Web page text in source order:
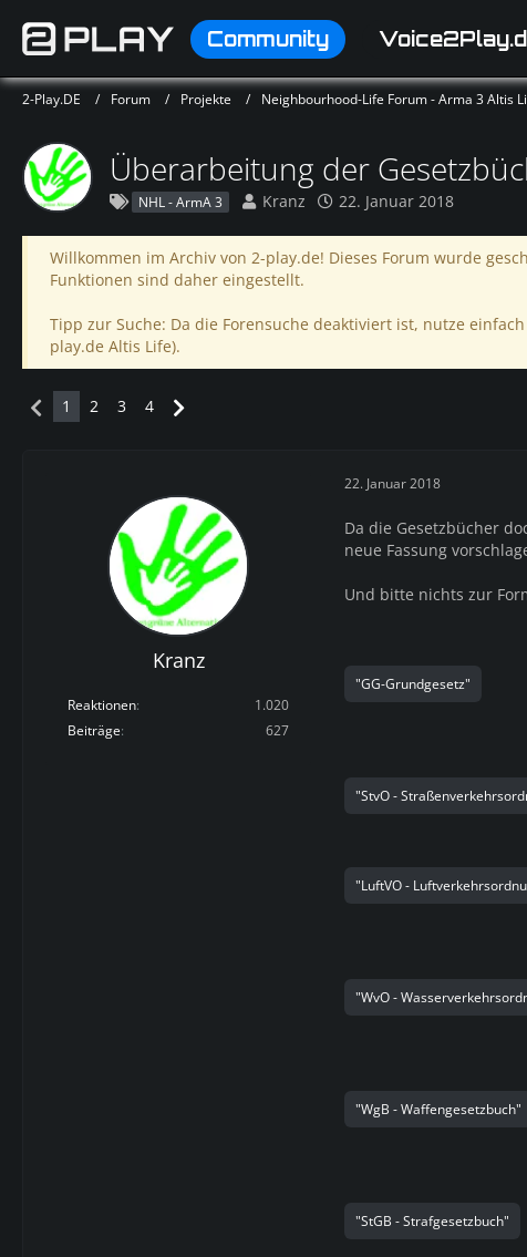
Community
2-Play.DE Forum Projekte Neighbourhood-Life Forum - Arma 3 Altis
Überarbeitung der
NHL - ArmA 3 Kranz 22. Januar 2018
Willkommen im Archiv von 2-play.de! Dieses Forum wurde
Funktionen sind daher eingestellt.
Tipp zur Suche: Da die Forensuche deaktiviert ist, nutze
play.de Altis Life).
1 2 3 4
Kranz
Reaktionen
1.020
Beiträge
627
22. Januar 2018
Da die Gesetzbücher
neue Fassung
Und bitte nichts zur
"GG-Grundgesetz"
"StvO -
"LuftVO -
"WvO -
"WgB - Waffengesetzbuch"
"StGB - Strafgesetzbuch"